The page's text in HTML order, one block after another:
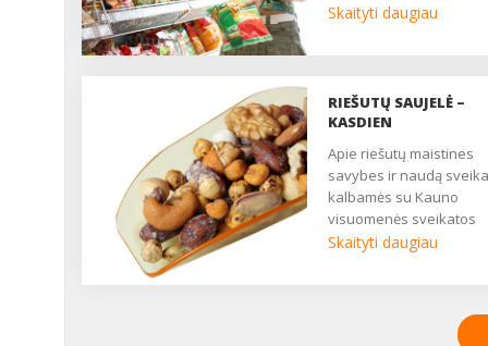
genetiškai modifikuotų
Europos Sąjungos
reikalavimus genetiškai
maisto produktus:
kukurūzus ir rapsus. ...
Skaityti daugiau
RIEŠUTŲ SAUJELĖ –
KASDIEN
Apie riešutų maistines
savybes ir naudą
kalbamės su Kauno
visuomenės sveikatos
centro Visuomenės
Skaityti daugiau